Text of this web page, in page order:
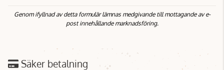
Genom ifyllnad av detta formulär lämnas medgivande till mottagande av e-
post innehållande marknadsföring.
Säker betalning